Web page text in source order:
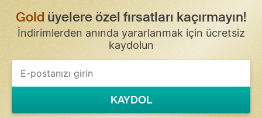
Goldüyelere özel fırsatları kaçırmayın!
İndirimlerden anında yararlanmak için ücretsiz
kaydolun
KAYDOL